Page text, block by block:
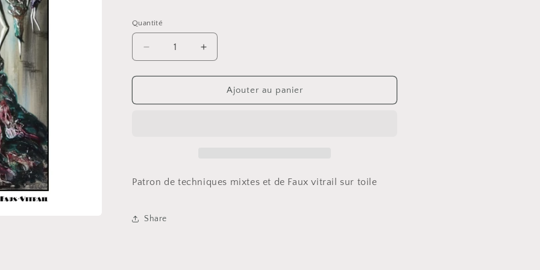
Quantité
Réduire
la
quantité
Haute
Augmenter
la
quantité
Haute
Ajouter au panier
Patron de techniques mixtes et de Faux vitrail sur toile
Share